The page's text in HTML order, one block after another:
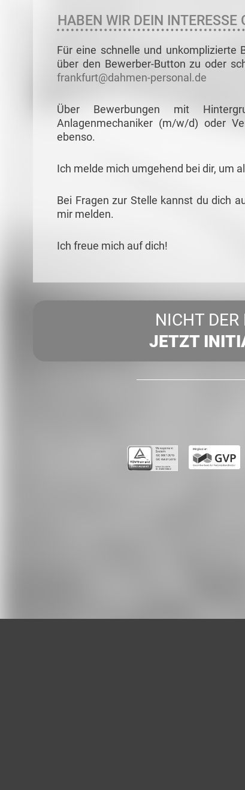
HABEN WIR DEIN INTERESSE
Für eine schnelle und unkomplizierte
über den Bewerber-Button zu oder
frankfurt@dahmen-personal.de
Über Bewerbungen mit
Anlagenmechaniker (m/w/d) oder
ebenso.
Ich melde mich umgehend bei dir, um
Bei Fragen zur Stelle kannst du dich
mir melden.
Ich freue mich auf dich!
NICHT DER
JETZT